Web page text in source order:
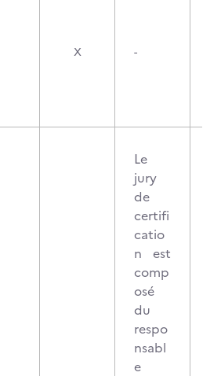
X -
Le
jury
de
certifi
catio
n est
comp
osé
du
respo
nsabl
e